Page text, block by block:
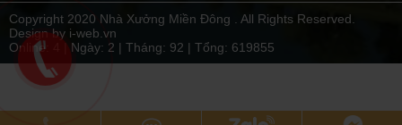
Copyright 2020 Nhà Xưởng Miền Đông . All Rights Reserved.
Design by i-web.vn
Online: 4 | Ngày: 2 | Tháng: 92 | Tổng: 619855